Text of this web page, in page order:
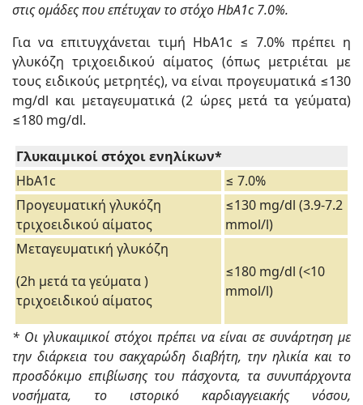
στις ομάδες που επέτυχαν το στόχο HbA1c 7.0%.
Για να επιτυγχάνεται τιμή HbA1c ≤ 7.0% πρέπει η
γλυκόζη τριχοειδικού αίματος (όπως μετριέται με
τους ειδικούς μετρητές), να είναι προγευματικά ≤130
mg/dl και μεταγευματικά (2 ώρες μετά τα γεύματα)
≤180 mg/dl.
Γλυκαιμικοί στόχοι ενηλίκων*
HbA1c
≤ 7.0%
Προγευματική γλυκόζη
τριχοειδικού αίματος
≤130 mg/dl (3.9-7.2
mmol/l)
Μεταγευματική γλυκόζη
(2h μετά τα γεύματα )
τριχοειδικού αίματος
≤180 mg/dl (<10
mmol/l)
* Οι γλυκαιμικοί στόχοι πρέπει να είναι σε συνάρτηση με
την διάρκεια του σακχαρώδη διαβήτη, την ηλικία και το
προσδόκιμο επιβίωσης του πάσχοντα, τα συνυπάρχοντα
νοσήματα, το ιστορικό καρδιαγγειακής νόσου,